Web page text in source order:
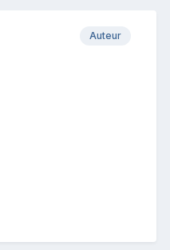
Auteur